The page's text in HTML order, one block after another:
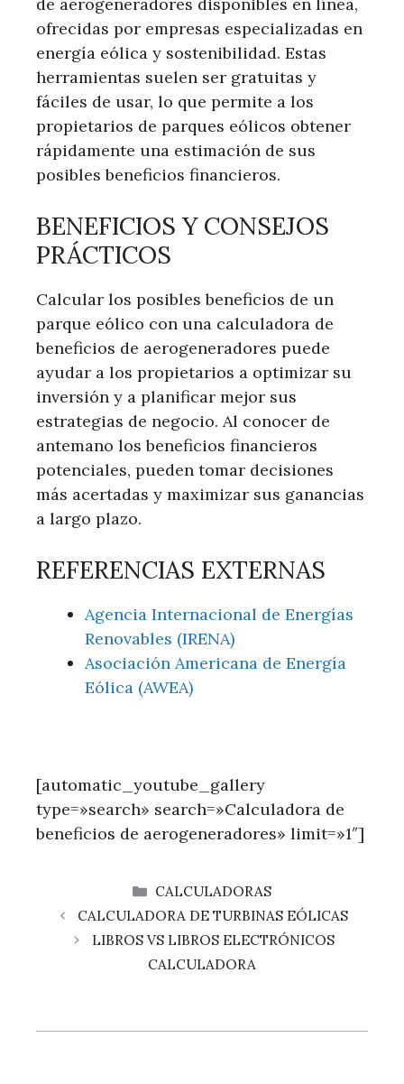
ofrecidas por empresas especializadas en
energía eólica y sostenibilidad. Estas
herramientas suelen ser gratuitas y
fáciles de usar, lo que permite a los
propietarios de parques eólicos obtener
rápidamente una estimación de sus
posibles beneficios financieros.
BENEFICIOS Y CONSEJOS
PRÁCTICOS
Calcular los posibles beneficios de un
parque eólico con una calculadora de
beneficios de aerogeneradores puede
ayudar a los propietarios a optimizar su
inversión y a planificar mejor sus
estrategias de negocio. Al conocer de
antemano los beneficios financieros
potenciales, pueden tomar decisiones
más acertadas y maximizar sus ganancias
a largo plazo.
REFERENCIAS EXTERNAS
Agencia Internacional de Energías
Renovables (IRENA)
Asociación Americana de Energía
Eólica (AWEA)
[automatic_youtube_gallery
type=»search» search=»Calculadora de
beneficios de aerogeneradores» limit=»1″]
CATEGORÍAS
CALCULADORAS
CALCULADORA DE TURBINAS EÓLICAS
LIBROS VS LIBROS ELECTRÓNICOS
CALCULADORA